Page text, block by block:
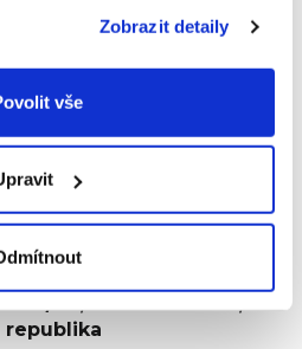
Zobrazit detaily
vše
%, jahodové pyré 18 %,
produktu
příspěvek k této položce.
uživatelé mohou vkládat
CZECHIA s.r.o.
republika